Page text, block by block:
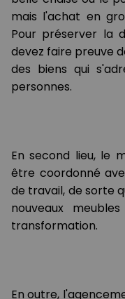
mais l'achat en
Pour préserver la
devez faire preuve
des biens qui
personnes.
En second lieu, le
être coordonné
de travail, de sorte
nouveaux
transformation.
En outre,